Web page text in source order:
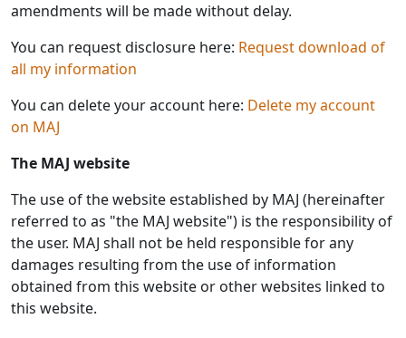
amendments will be made without delay.
You can request disclosure here: Request download of
all my information
You can delete your account here: Delete my account
on MAJ
The MAJ website
The use of the website established by MAJ (hereinafter
referred to as "the MAJ website") is the responsibility of
the user. MAJ shall not be held responsible for any
damages resulting from the use of information
obtained from this website or other websites linked to
this website.